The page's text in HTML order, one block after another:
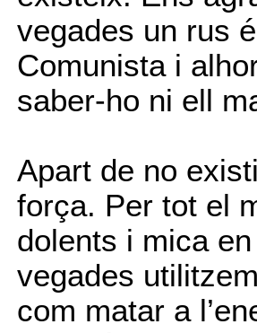
vegades un rus
Comunista i
saber-ho ni ell
Apart de no
força. Per tot el
dolents i mica
vegades
com matar a